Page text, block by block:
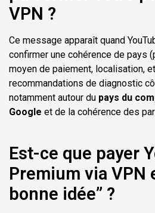
VPN ?
Ce message apparaît quand
confirmer une cohérence de pays
moyen de paiement, localisation,
recommandations de diagnostic
notamment autour du pays du
Google et de la cohérence des
Est-ce que payer
Premium via VPN
bonne idée” ?